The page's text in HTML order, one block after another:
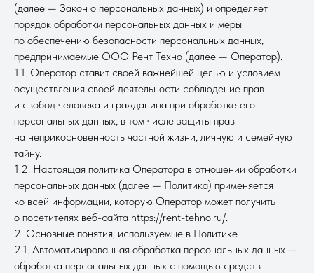
(далее — Закон о персональных данных) и определяет
порядок обработки персональных данных и меры
по обеспечению безопасности персональных данных,
предпринимаемые ООО Рент Техно (далее — Оператор).
1.1. Оператор ставит своей важнейшей целью и условием
осуществления своей деятельности соблюдение прав
и свобод человека и гражданина при обработке его
персональных данных, в том числе защиты прав
на неприкосновенность частной жизни, личную и семейную
тайну.
1.2. Настоящая политика Оператора в отношении обработки
персональных данных (далее — Политика) применяется
ко всей информации, которую Оператор может получить
о посетителях веб-сайта https://rent-tehno.ru/.
2. Основные понятия, используемые в Политике
2.1. Автоматизированная обработка персональных данных —
обработка персональных данных с помощью средств